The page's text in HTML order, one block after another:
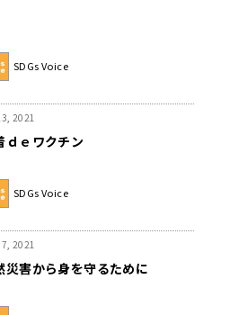
SDGs Voice
2021
ｄｅワクチン
SDGs Voice
2021
災害から身を守るために